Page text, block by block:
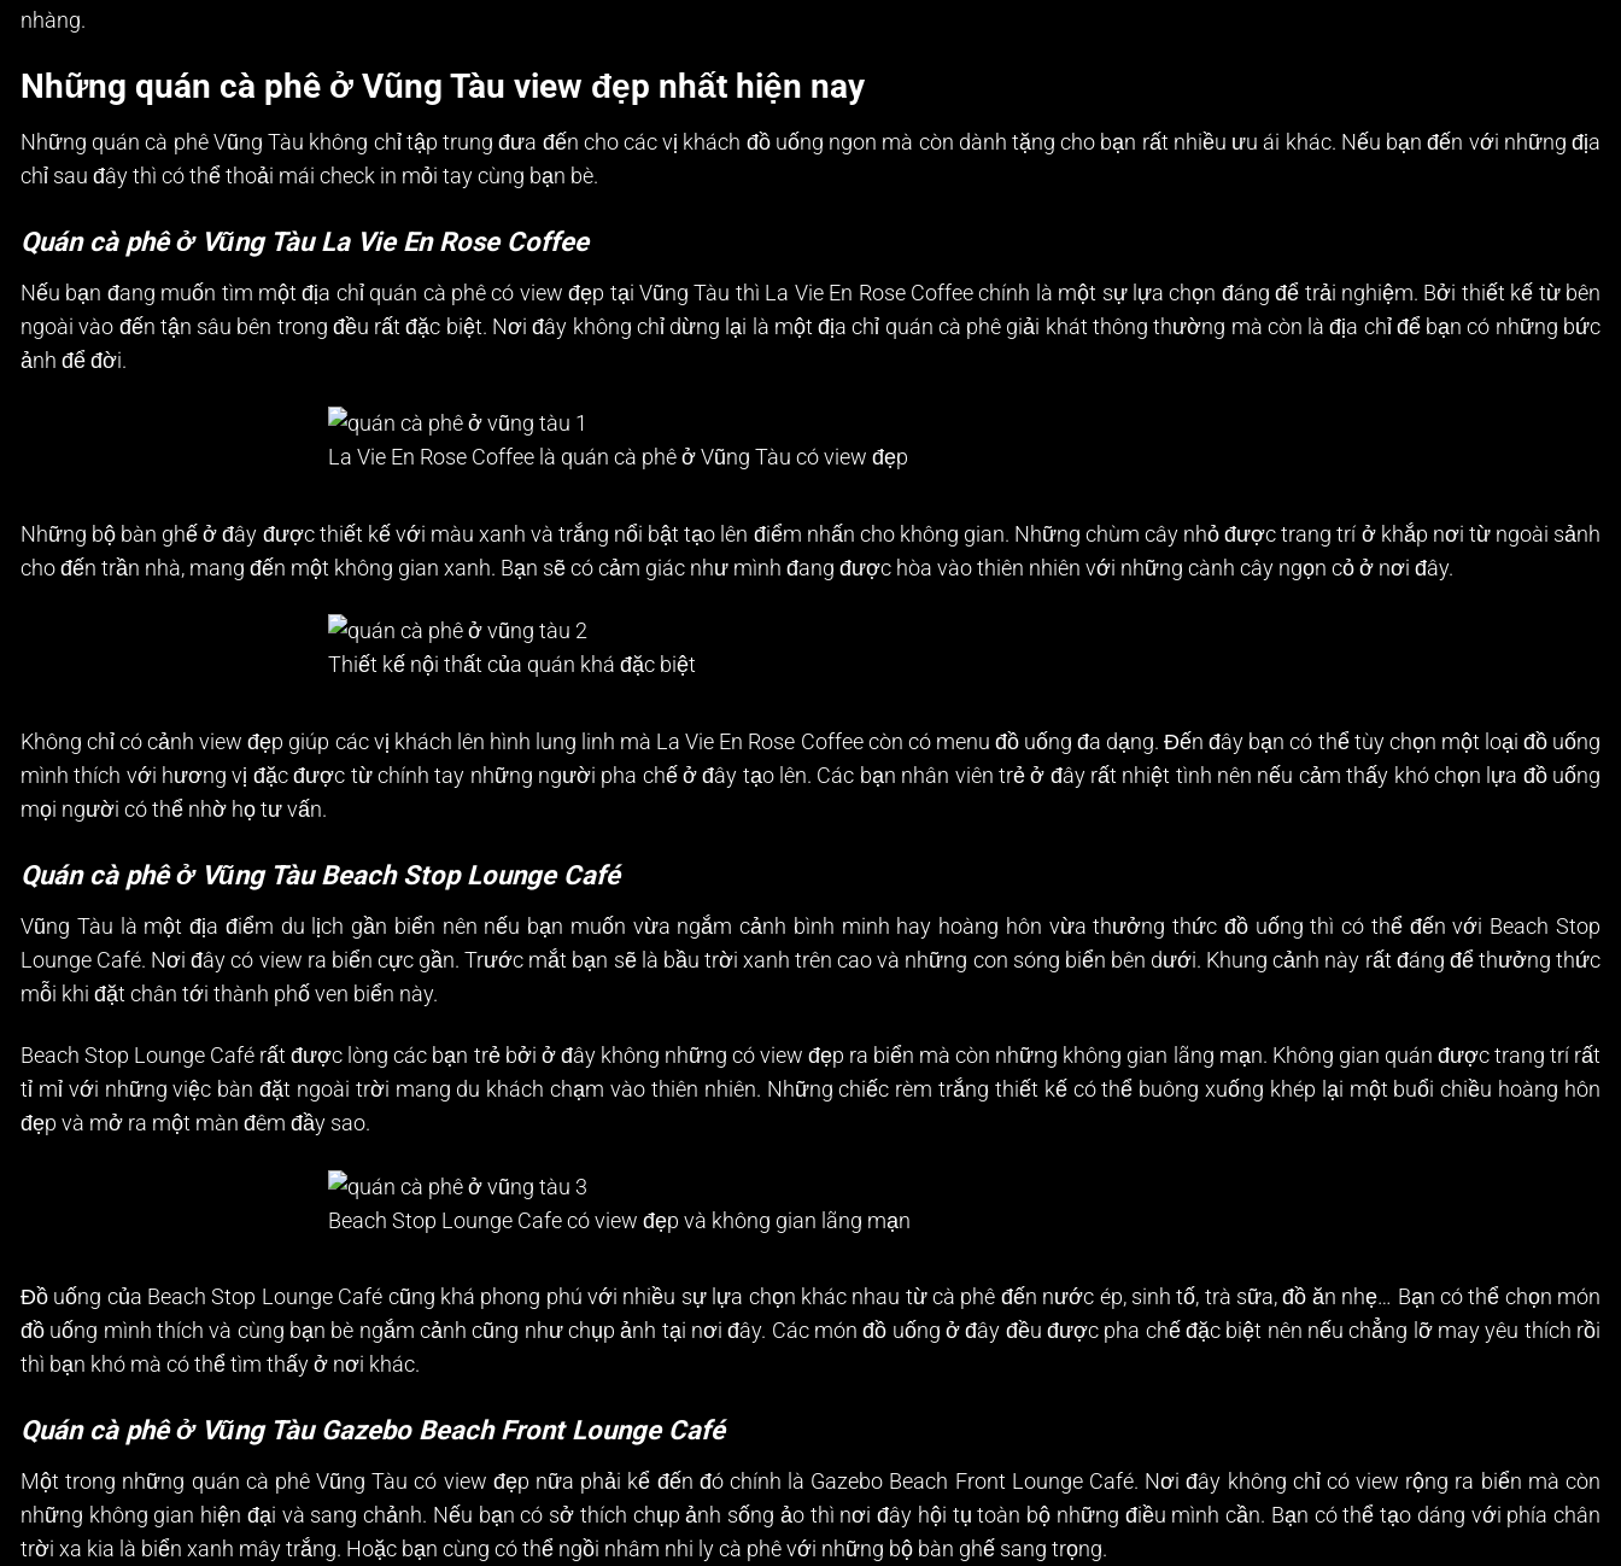
nhàng.
Những quán cà phê ở Vũng Tàu view đẹp nhất hiện nay
Những quán cà phê Vũng Tàu không chỉ tập trung đưa đến cho các vị khách đồ uống ngon mà còn dành tặng cho bạn rất nhiều ưu ái khác. Nếu bạn đến với những địa
chỉ sau đây thì có thể thoải mái check in mỏi tay cùng bạn bè.
Quán cà phê ở Vũng Tàu La Vie En Rose Coffee
Nếu bạn đang muốn tìm một địa chỉ quán cà phê có view đẹp tại Vũng Tàu thì La Vie En Rose Coffee chính là một sự lựa chọn đáng để trải nghiệm. Bởi thiết kế từ bên
ngoài vào đến tận sâu bên trong đều rất đặc biệt. Nơi đây không chỉ dừng lại là một địa chỉ quán cà phê giải khát thông thường mà còn là địa chỉ để bạn có những bức
ảnh để đời.
La Vie En Rose Coffee là quán cà phê ở Vũng Tàu có view đẹp
Những bộ bàn ghế ở đây được thiết kế với màu xanh và trắng nổi bật tạo lên điểm nhấn cho không gian. Những chùm cây nhỏ được trang trí ở khắp nơi từ ngoài sảnh
cho đến trần nhà, mang đến một không gian xanh. Bạn sẽ có cảm giác như mình đang được hòa vào thiên nhiên với những cành cây ngọn cỏ ở nơi đây.
Thiết kế nội thất của quán khá đặc biệt
Không chỉ có cảnh view đẹp giúp các vị khách lên hình lung linh mà La Vie En Rose Coffee còn có menu đồ uống đa dạng. Đến đây bạn có thể tùy chọn một loại đồ uống
mình thích với hương vị đặc được từ chính tay những người pha chế ở đây tạo lên. Các bạn nhân viên trẻ ở đây rất nhiệt tình nên nếu cảm thấy khó chọn lựa đồ uống
mọi người có thể nhờ họ tư vấn.
Quán cà phê ở Vũng Tàu Beach Stop Lounge Café
Vũng Tàu là một địa điểm du lịch gần biển nên nếu bạn muốn vừa ngắm cảnh bình minh hay hoàng hôn vừa thưởng thức đồ uống thì có thể đến với Beach Stop
Lounge Café. Nơi đây có view ra biển cực gần. Trước mắt bạn sẽ là bầu trời xanh trên cao và những con sóng biển bên dưới. Khung cảnh này rất đáng để thưởng thức
mỗi khi đặt chân tới thành phố ven biển này.
Beach Stop Lounge Café rất được lòng các bạn trẻ bởi ở đây không những có view đẹp ra biển mà còn những không gian lãng mạn. Không gian quán được trang trí rất
tỉ mỉ với những việc bàn đặt ngoài trời mang du khách chạm vào thiên nhiên. Những chiếc rèm trắng thiết kế có thể buông xuống khép lại một buổi chiều hoàng hôn
đẹp và mở ra một màn đêm đầy sao.
Beach Stop Lounge Cafe có view đẹp và không gian lãng mạn
Đồ uống của Beach Stop Lounge Café cũng khá phong phú với nhiều sự lựa chọn khác nhau từ cà phê đến nước ép, sinh tố, trà sữa, đồ ăn nhẹ… Bạn có thể chọn món
đồ uống mình thích và cùng bạn bè ngắm cảnh cũng như chụp ảnh tại nơi đây. Các món đồ uống ở đây đều được pha chế đặc biệt nên nếu chẳng lỡ may yêu thích rồi
thì bạn khó mà có thể tìm thấy ở nơi khác.
Quán cà phê ở Vũng Tàu Gazebo Beach Front Lounge Café
Một trong những quán cà phê Vũng Tàu có view đẹp nữa phải kể đến đó chính là Gazebo Beach Front Lounge Café. Nơi đây không chỉ có view rộng ra biển mà còn
những không gian hiện đại và sang chảnh. Nếu bạn có sở thích chụp ảnh sống ảo thì nơi đây hội tụ toàn bộ những điều mình cần. Bạn có thể tạo dáng với phía chân
trời xa kia là biển xanh mây trắng. Hoặc bạn cùng có thể ngồi nhâm nhi ly cà phê với những bộ bàn ghế sang trọng.